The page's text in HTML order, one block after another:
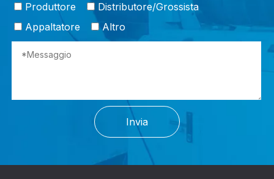
Produttore
Distributore/Grossista
Appaltatore
Altro
Invia